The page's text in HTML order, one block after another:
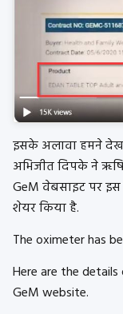
इसके अलावा हमने
अभिजीत दिपके ने ऋषि
GeM वेबसाइट पर इस
शेयर किया है.
The oximeter has
Here are the
GeM website.